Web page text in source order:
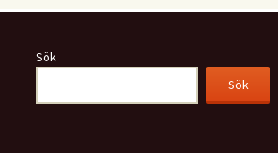
Sök
Sök